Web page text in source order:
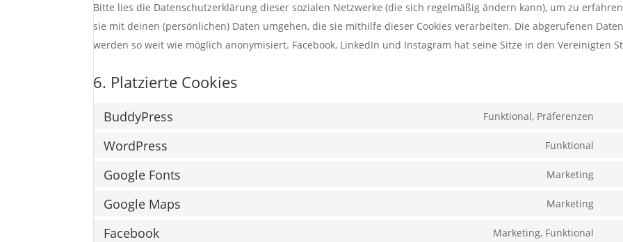
Bitte lies die Datenschutzerklärung dieser sozialen Netzwerke (die sich regelmäßig ändern kann), um zu
sie mit deinen (persönlichen) Daten umgehen, die sie mithilfe dieser Cookies verarbeiten. Die abgerufenen Daten
werden so weit wie möglich anonymisiert. Facebook, LinkedIn und Instagram hat seine Sitze in den Vereinigten
6. Platzierte Cookies
BuddyPress Funktional, Präferenzen
WordPress Funktional
Google Fonts Marketing
Google Maps Marketing
Facebook Marketing, Funktional